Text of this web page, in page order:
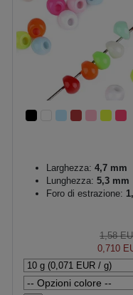
Larghezza: 4,7 mm
Lunghezza: 5,3 mm
Foro di estrazione:
1,58
0,710